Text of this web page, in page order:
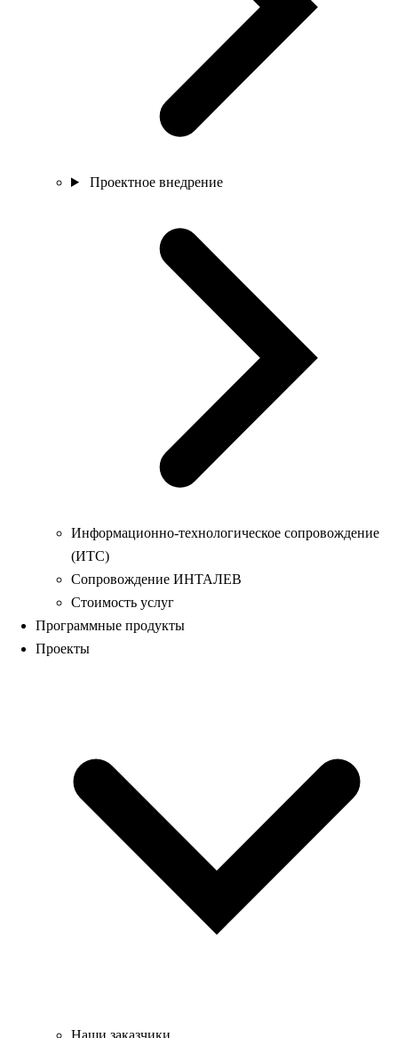
Проектное внедрение
Информационно-технологическое сопровождение
(ИТС)
Сопровождение ИНТАЛЕВ
Стоимость услуг
Программные продукты
Проекты
Наши заказчики